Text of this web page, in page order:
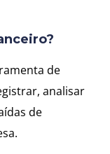
de
analisar
de